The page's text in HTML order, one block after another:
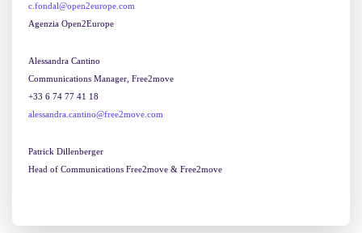
c.fondal@open2europe.com
Agenzia Open2Europe
Alessandra Cantino
Communications Manager, Free2move
+33 6 74 77 41 18
alessandra.cantino@free2move.com
Patrick Dillenberger
Head of Communications Free2move & Free2move